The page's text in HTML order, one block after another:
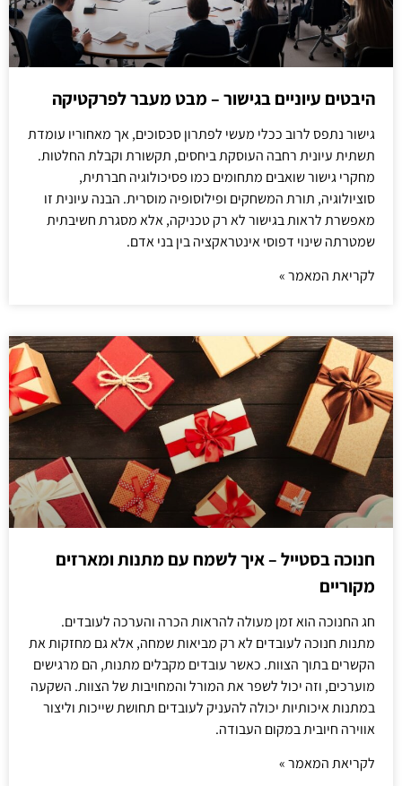
היבטים עיוניים בגישור – מבט מעבר לפרקטיקה
גישור נתפס לרוב ככלי מעשי לפתרון סכסוכים, אך מאחוריו עומדת
תשתית עיונית רחבה העוסקת ביחסים, תקשורת וקבלת החלטות.
מחקרי גישור שואבים מתחומים כמו פסיכולוגיה חברתית,
סוציולוגיה, תורת המשחקים ופילוסופיה מוסרית. הבנה עיונית זו
מאפשרת לראות בגישור לא רק טכניקה, אלא מסגרת חשיבתית
שמטרתה שינוי דפוסי אינטראקציה בין בני אדם.
לקריאת המאמר »
חנוכה בסטייל – איך לשמח עם מתנות ומארזים
מקוריים
חג החנוכה הוא זמן מעולה להראות הכרה והערכה לעובדים.
מתנות חנוכה לעובדים לא רק מביאות שמחה, אלא גם מחזקות את
הקשרים בתוך הצוות. כאשר עובדים מקבלים מתנות, הם מרגישים
מוערכים, וזה יכול לשפר את המורל והמחויבות של הצוות. השקעה
במתנות איכותיות יכולה להעניק לעובדים תחושת שייכות וליצור
אווירה חיובית במקום העבודה.
לקריאת המאמר »